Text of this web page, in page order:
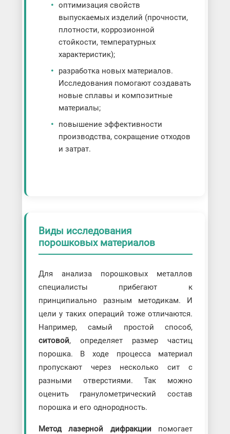
оптимизация свойств
выпускаемых изделий (прочности,
плотности, коррозионной
стойкости, температурных
характеристик);
разработка новых материалов.
Исследования помогают создавать
новые сплавы и композитные
материалы;
повышение эффективности
производства, сокращение отходов
и затрат.
Виды исследования
порошковых материалов
Для анализа порошковых металлов
специалисты прибегают к
принципиально разным методикам. И
цели у таких операций тоже отличаются.
Например, самый простой способ,
ситовой, определяет размер частиц
порошка. В ходе процесса материал
пропускают через несколько сит с
разными отверстиями. Так можно
оценить гранулометрический состав
порошка и его однородность.
Метод лазерной дифракциипомогает